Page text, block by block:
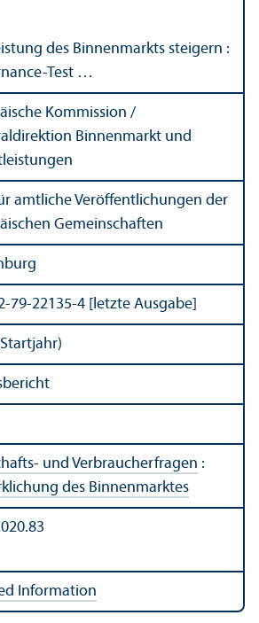
des Binnenmarkts steigern :
Test …
Kommission /
Binnenmarkt und
amtliche Veröffentlichungen der
Gemeinschaften
79-22135-4 [letzte Ausgabe]
und Verbraucherfragen :
des Binnenmarktes
Information